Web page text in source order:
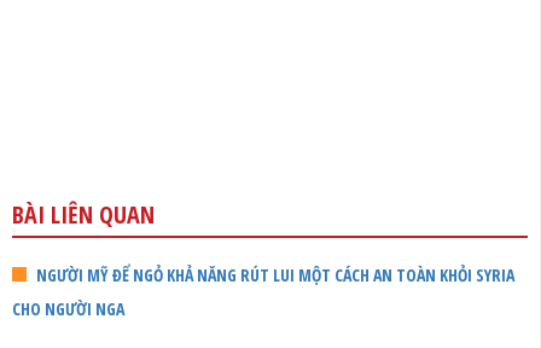
BÀI LIÊN QUAN
NGƯỜI MỸ ĐỂ NGỎ KHẢ NĂNG RÚT LUI MỘT CÁCH AN TOÀN KHỎI SYRIA
CHO NGƯỜI NGA